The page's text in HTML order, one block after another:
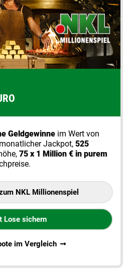
Geldgewinne im Wert von
Jackpot, 525
75 x 1 Million € in purem
NKL Millionenspiel
Lose sichern
im Vergleich